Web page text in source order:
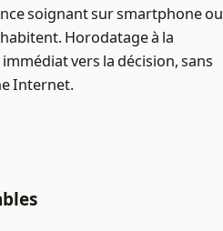
soignant sur smartphone ou
Horodatage à la
vers la décision, sans
Internet.